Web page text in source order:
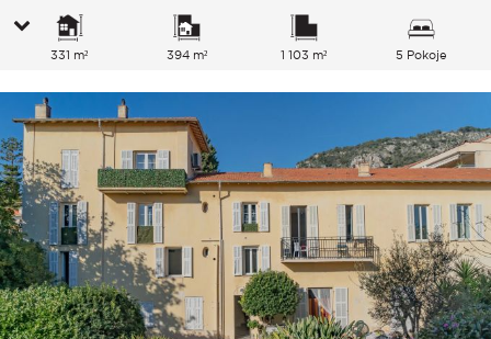
331 m² 394 m² 1 103 m² 5 Pokoje